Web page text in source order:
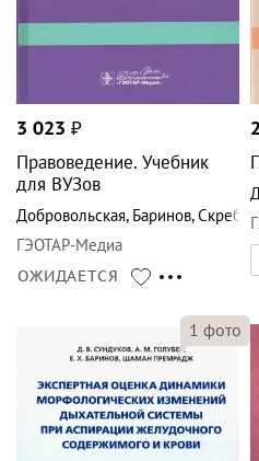
3 023 ₽
Правоведение. Учебник
для ВУЗов
Добровольская, Баринов,
ГЭОТАР-Медиа
ОЖИДАЕТСЯ
1 фото